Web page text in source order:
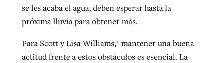
se les acaba el agua, deben esperar hasta la
próxima lluvia para obtener más.
Para Scott y Lisa Williams,* mantener una buena
actitud frente a estos obstáculos es esencial. La